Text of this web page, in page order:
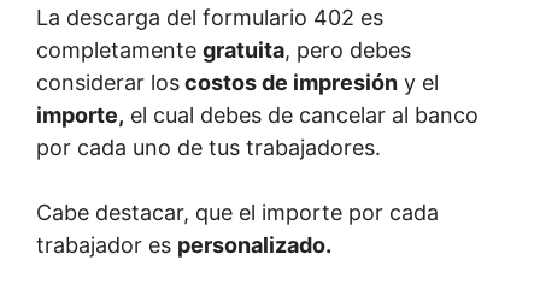
La descarga del formulario 402 es
completamente gratuita, pero debes
considerar loscostos de impresión y el
importe, el cual debes de cancelar al banco
por cada uno de tus trabajadores.
Cabe destacar, que el importe por cada
trabajador es personalizado.